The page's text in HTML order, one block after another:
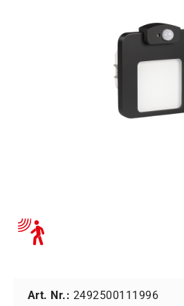
Art. Nr.: 2492500111996